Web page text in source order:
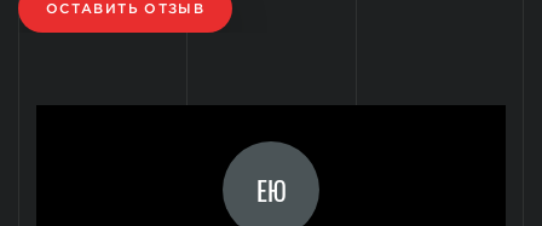
ОСТАВИТЬ ОТЗЫВ
ЕЮ